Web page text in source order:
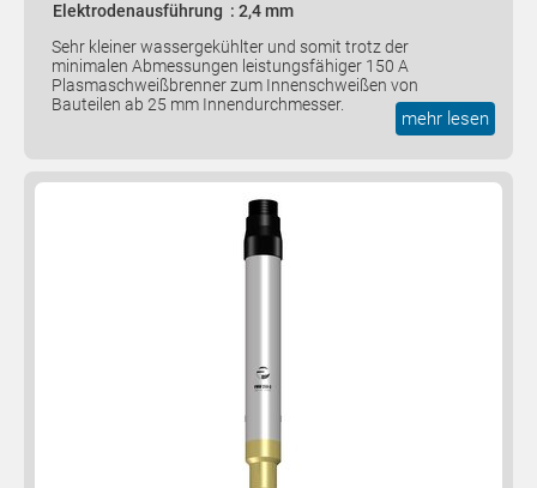
Elektrodenausführung : 2,4 mm
Sehr kleiner wassergekühlter und somit trotz der
minimalen Abmessungen leistungsfähiger 150 A
Plasmaschweißbrenner zum Innenschweißen von
Bauteilen ab 25 mm Innendurchmesser.
mehr lesen